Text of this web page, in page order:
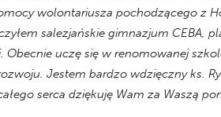
wolontariusza pochodzącego z
salezjańskie gimnazjum CEBA,
uczę się w renomowanej
Jestem bardzo wdzięczny ks.
serca dziękuję Wam za Waszą